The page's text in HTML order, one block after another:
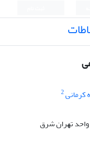
کرمانی2
ﺗﻬﺮان ﺷﺮق